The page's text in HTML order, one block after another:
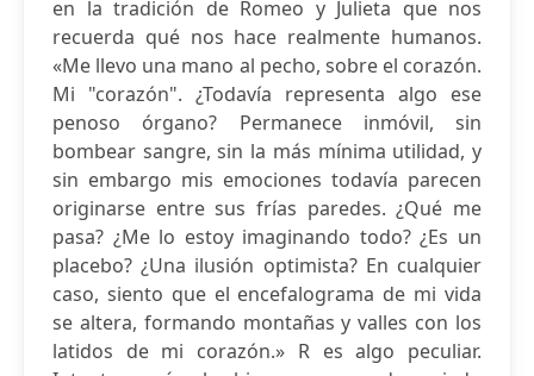
en la tradición de Romeo y Julieta que nos
recuerda qué nos hace realmente humanos.
«Me llevo una mano al pecho, sobre el corazón.
Mi "corazón". ¿Todavía representa algo ese
penoso órgano? Permanece inmóvil, sin
bombear sangre, sin la más mínima utilidad, y
sin embargo mis emociones todavía parecen
originarse entre sus frías paredes. ¿Qué me
pasa? ¿Me lo estoy imaginando todo? ¿Es un
placebo? ¿Una ilusión optimista? En cualquier
caso, siento que el encefalograma de mi vida
se altera, formando montañas y valles con los
latidos de mi corazón.» R es algo peculiar.